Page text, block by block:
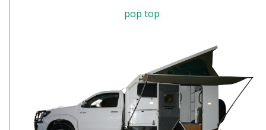
pop top